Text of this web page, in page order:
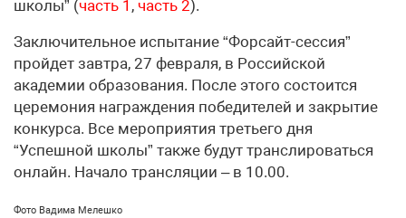
школы” (часть 1 , часть 2).
Заключительное испытание “Форсайт-сессия”
пройдет завтра, 27 февраля, в Российской
академии образования. После этого состоится
церемония награждения победителей и закрытие
конкурса. Все мероприятия третьего дня
“Успешной школы” также будут транслироваться
онлайн. Начало трансляции – в 10.00.
Фото Вадима Мелешко